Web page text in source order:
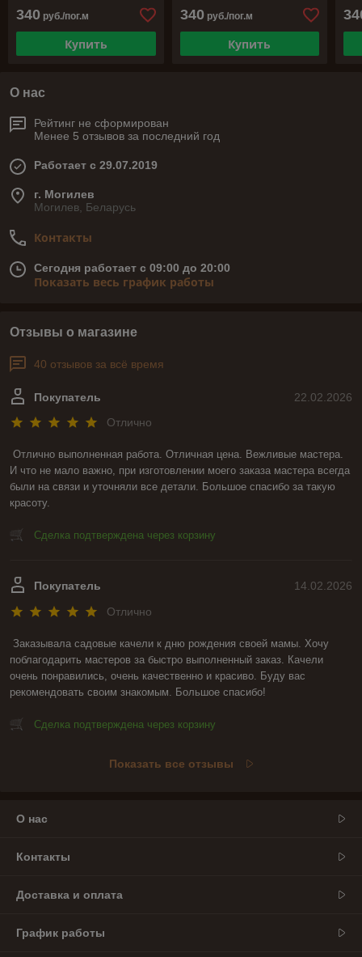
340 руб./пог.м
Купить
340руб./пог.м
Купить
О нас
Рейтинг не сформирован
Менее 5 отзывов за последний год
Работает с 29.07.2019
г. Могилев
Могилев, Беларусь
Контакты
Сегодня работает с 09:00 до 20:00
Показать весь график работы
Отзывы о магазине
40 отзывов за всё время
22.02.2026
Покупатель
Отлично
Отлично выполненная работа. Отличная цена. Вежливые мастера.
И что не мало важно, при изготовлении моего заказа мастера всегда
были на связи и уточняли все детали. Большое спасибо за такую
красоту.
Сделка подтверждена через корзину
14.02.2026
Покупатель
Отлично
Заказывала садовые качели к дню рождения своей мамы. Хочу
поблагодарить мастеров за быстро выполненный заказ. Качели
очень понравились, очень качественно и красиво. Буду вас
рекомендовать своим знакомым. Большое спасибо!
Сделка подтверждена через корзину
Показать все отзывы
О нас
Контакты
Доставка и оплата
График работы